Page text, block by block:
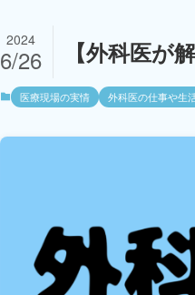
【外科医が
2024
6/26
医療現場の実情 外科医の仕事や生